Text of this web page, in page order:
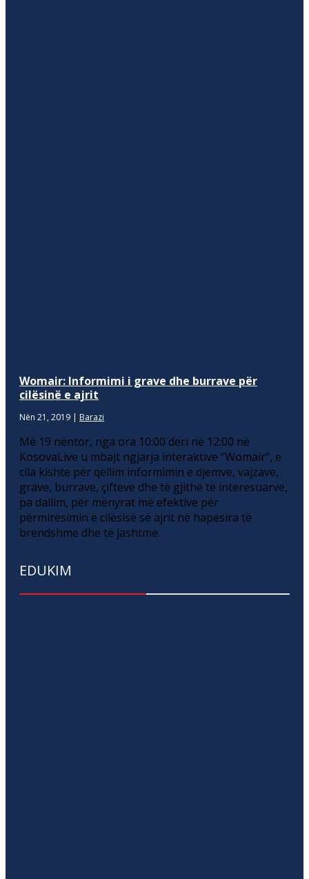
Womair: Informimi i grave dhe burrave për
cilësinë e ajrit
Nën 21, 2019 | Barazi
Më 19 nëntor, nga ora 10:00 deri në 12:00 në
KosovaLive u mbajt ngjarja interaktive “Womair”, e
cila kishte për qëllim informimin e djemve, vajzave,
grave, burrave, çifteve dhe të gjithë të interesuarve,
pa dallim, për mënyrat më efektive për
përmirësimin e cilësisë së ajrit në hapësira të
brendshme dhe të jashtme.
EDUKIM